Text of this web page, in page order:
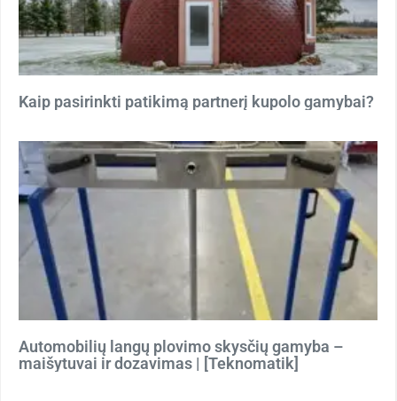
Kaip pasirinkti patikimą partnerį kupolo gamybai?
Automobilių langų plovimo skysčių gamyba –
maišytuvai ir dozavimas | [Teknomatik]